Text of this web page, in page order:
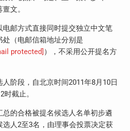
文。
邮方式直接同时提交独立中文笔
（电邮信箱地址分别是
protected] ），不采用公开提名方
阶段，自北京时间2011年8月10日
截止。
的合格被提名候选人名单初步遴
人2至3名，由理事会投票决定获